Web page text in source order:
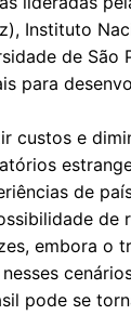
Instituto
de São
para
custos e
de
de
embora o
pode se